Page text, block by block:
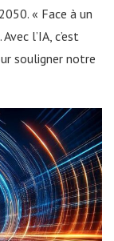
« Face à un
l’IA, c’est
souligner notre